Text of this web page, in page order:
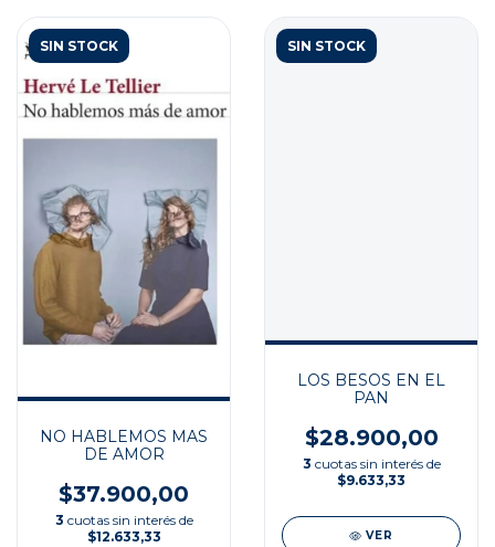
SIN STOCK
NO HABLEMOS MAS
DE AMOR
$37.900,00
3 cuotas sin interés de
$12.633,33
SIN STOCK
LOS BESOS EN EL
PAN
$28.900,00
3 cuotas sin interés de
$9.633,33
VER